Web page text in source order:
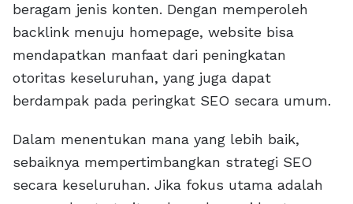
beragam jenis konten. Dengan memperoleh
backlink menuju homepage, website bisa
mendapatkan manfaat dari peningkatan
otoritas keseluruhan, yang juga dapat
berdampak pada peringkat SEO secara umum.
Dalam menentukan mana yang lebih baik,
sebaiknya mempertimbangkan strategi SEO
secara keseluruhan. Jika fokus utama adalah